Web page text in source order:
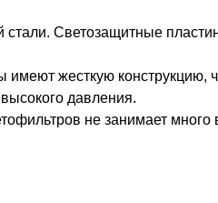
стали. Светозащитные
имеют жесткую конструкцию,
давления.
не занимает